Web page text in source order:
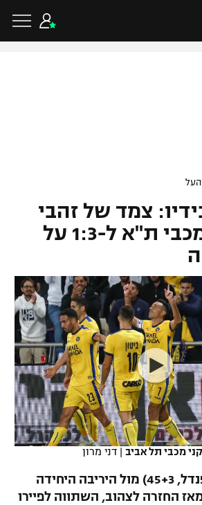
העל
צמד של זהבי
הוביל את מכבי ת"א ל-1:3 על
מכבי תל אביב | דני מרון
החלוץ חגג (28 בפנדל, 45+3) מול היריבה היחידה
החזרה לצהוב, השתווה לפיירו